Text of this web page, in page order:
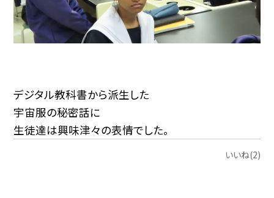
デジタル教科書から派生した
宇宙服の秘密話に
生徒達は興味津々の表情でした。
いいね(2)